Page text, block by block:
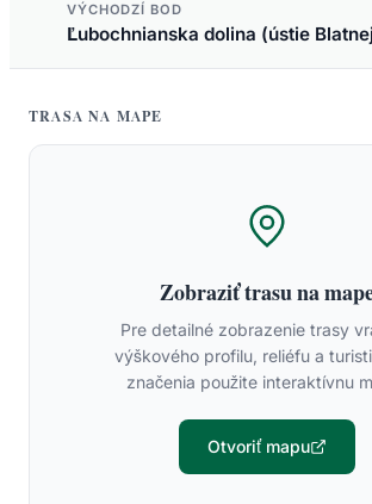
VÝCHODZÍ BOD
Ľubochnianska dolina (ústie
TRASA NA MAPE
Zobraziť trasu na
Pre detailné zobrazenie trasy
výškového profilu, reliéfu a
značenia použite interaktívnu
Otvoriť mapu